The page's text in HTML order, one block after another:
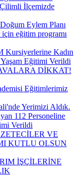
İlçemizde
Eylem Planı
için eğitim programı
Kursiyerlerine Kadın
Yaşam Eğitimi Verildi
DİKKAT!
Eğitimlerimiz
Yerimizi Aldık.
112 Personeline
Verildi
VE
KUTLU OLSUN
İŞÇİLERİNE